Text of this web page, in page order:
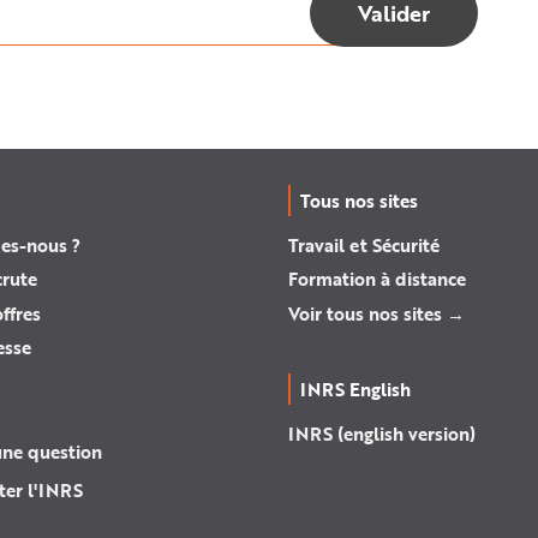
nous ?
question
l'INRS
Tous nos sites
Travail et Sécurité
Formation à distance
Voir tous nos sites →
INRS English
INRS (english version)